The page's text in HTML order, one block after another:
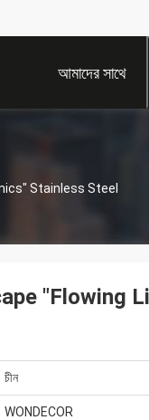
আমাদের সাথে
Stainless Steel
"Flowing
চীন
WONDECOR